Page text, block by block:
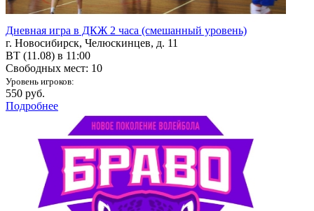
Дневная игра в ДКЖ 2 часа (смешанный уровень)
г. Новосибирск, Челюскинцев, д. 11
ВТ (11.08) в 11:00
Свободных мест: 10
Уровень игроков:
550 руб.
Подробнее